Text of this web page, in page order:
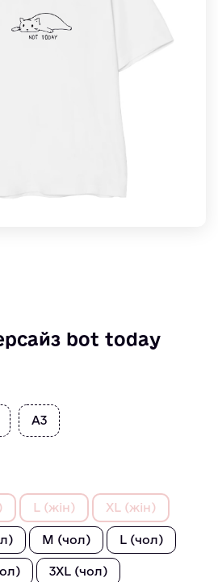
bot today
А3
L (жін) XL (жін)
M (чол) L (чол)
3XL (чол)